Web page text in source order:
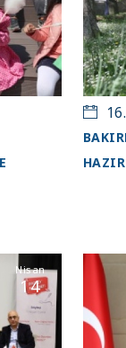
HAZIR
Nisan
14